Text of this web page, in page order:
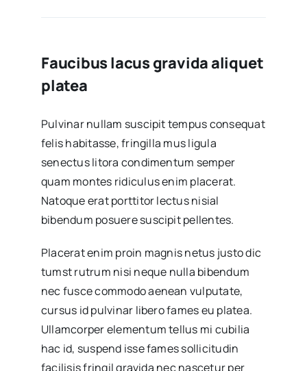
Faucibus lacus gravida aliquet
platea
Pulvinar nullam suscipit tempus consequat
felis habitasse, fringilla mus ligula
senectus litora condimentum semper
quam montes ridiculus enim placerat.
Natoque erat porttitor lectus nisial
bibendum posuere suscipit pellentes.
Placerat enim proin magnis netus justo dic
tumst rutrum nisi neque nulla bibendum
nec fusce commodo aenean vulputate,
cursus id pulvinar libero fames eu platea.
Ullamcorper elementum tellus mi cubilia
hac id, suspend isse fames sollicitudin
facilisis fringil gravida nec nascetur per